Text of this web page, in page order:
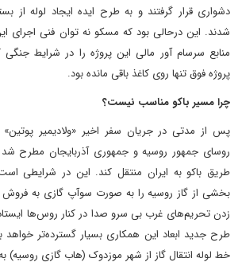
دشواری قرار گرفتند و به طرح ایده ایجاد لوله از
شدند. این درحالی بود که مسکو نه توان فنی اجرای
منابع سرسام آور مالی این پروژه را در شرایط
پروژه فوق تنها روی کاغذ باقی مانده بود.
چرا مسیر باکو مناسب نیست؟
پس از مدتی در جریان سفر اخیر «ولادیمیر
روسای جمهور روسیه و جمهوری آذربایجان مطرح شد
طریق باکو به ایران منتقل کند. این در شرایطی
بخشی از گاز روسیه را به صورت سوآپ گازی به فروش
زدن تحریم‌های غرب بی سرو صدا در کنار روس‌ها
طرح جدید ابعاد این همکاری بسیار گسترده‌تر خواهد
خط لوله انتقال گاز از شهر موزدوک (هاب گازی روسیه)